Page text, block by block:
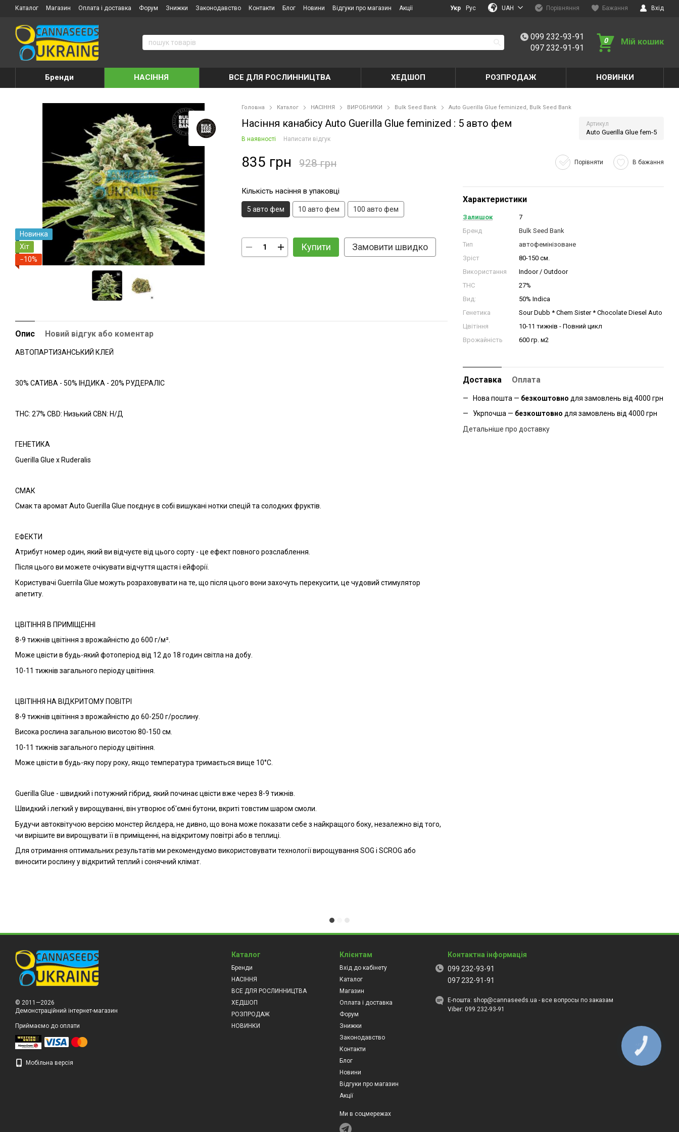
Каталог Магазин Оплата і доставка Форум Знижки Законодавство Контакти Блог Новини Відгуки про магазин Акції Укр Рус UAH Порівняння Бажання Вхід
099 232-93-91
097 232-91-91
0 Мій кошик
Бренди НАСІННЯ ВСЕ ДЛЯ РОСЛИННИЦТВА ХЕДШОП РОЗПРОДАЖ НОВИНКИ
Новинка
Хіт
−10%
Головна Каталог НАСІННЯ ВИРОБНИКИ Bulk Seed Bank Auto Guerilla Glue feminized, Bulk Seed Bank
Насіння канабісу Auto Guerilla Glue feminized : 5 авто фем Артикул
Auto Guerilla Glue fem-5
В наявності Написати відгук
835 грн 928 грн Порівняти В бажання
Кількість насіння в упаковці
5 авто фем 10 авто фем 100 авто фем
Купити Замовити швидко
Характеристики
Залишок
7
Бренд
Bulk Seed Bank
Тип
автофемінізоване
Зріст
80-150 см.
Використання
Indoor / Outdoor
THC
27%
Вид:
50% Indica
Генетика
Sour Dubb * Chem Sister * Chocolate Diesel Auto
Цвітіння
10-11 тижнів - Повний цикл
Врожайність
600 гр. м2
Доставка Оплата
Нова пошта — безкоштовно для замовлень від 4000 грн
Укрпочша — безкоштовно для замовлень від 4000 грн
Детальніше про доставку
Опис Новий відгук або коментар
АВТОПАРТИЗАНСЬКИЙ КЛЕЙ
30% САТИВА - 50% ІНДИКА - 20% РУДЕРАЛІС
THC: 27% CBD: Низький CBN: Н/Д
ГЕНЕТИКА
Guerilla Glue x Ruderalis
СМАК
Смак та аромат Auto Guerilla Glue поєднує в собі вишукані нотки спецій та солодких фруктів.
ЕФЕКТИ
Атрибут номер один, який ви відчуєте від цього сорту - це ефект повного розслаблення.
Після цього ви можете очікувати відчуття щастя і ейфорії.
Користувачі Guerrila Glue можуть розраховувати на те, що після цього вони захочуть перекусити, це чудовий стимулятор
апетиту.
ЦВІТІННЯ В ПРИМІЩЕННІ
8-9 тижнів цвітіння з врожайністю до 600 г/м².
Може цвісти в будь-який фотоперіод від 12 до 18 годин світла на добу.
10-11 тижнів загального періоду цвітіння.
ЦВІТІННЯ НА ВІДКРИТОМУ ПОВІТРІ
8-9 тижнів цвітіння з врожайністю до 60-250 г/рослину.
Висока рослина загальною висотою 80-150 см.
10-11 тижнів загального періоду цвітіння.
Може цвісти в будь-яку пору року, якщо температура тримається вище 10°C.
Guerilla Glue - швидкий і потужний гібрид, який починає цвісти вже через 8-9 тижнів.
Швидкий і легкий у вирощуванні, він утворює об'ємні бутони, вкриті товстим шаром смоли.
Будучи автоквітучою версією монстер йєлдера, не дивно, що вона може показати себе з найкращого боку, незалежно від того,
чи вирішите ви вирощувати її в приміщенні, на відкритому повітрі або в теплиці.
Для отримання оптимальних результатів ми рекомендуємо використовувати технології вирощування SOG і SCROG або
виносити рослину у відкритий теплий і сонячний клімат.
© 2011—2026
Демонстраційний інтернет-магазин
Приймаємо до оплати
Мобільна версія
Каталог
Бренди
НАСІННЯ
ВСЕ ДЛЯ РОСЛИННИЦТВА
ХЕДШОП
РОЗПРОДАЖ
НОВИНКИ
Клієнтам
Вхід до кабінету
Каталог
Магазин
Оплата і доставка
Форум
Знижки
Законодавство
Контакти
Блог
Новини
Відгуки про магазин
Акції
Ми в соцмережах
Контактна інформація
099 232-93-91
097 232-91-91
Е-пошта: shop@cannaseeds.ua - все вопросы по заказам
Viber:099 232-93-91
КНОПКА
ЗВ'ЯЗКУ